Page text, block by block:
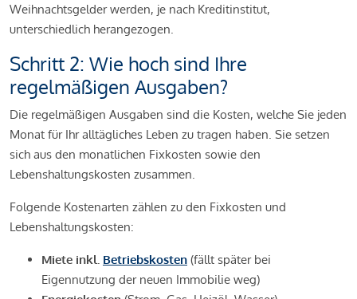
Weihnachtsgelder werden, je nach Kreditinstitut,
unterschiedlich herangezogen.
Schritt 2: Wie hoch sind Ihre
regelmäßigen Ausgaben?
Die regelmäßigen Ausgaben sind die Kosten, welche Sie jeden
Monat für Ihr alltägliches Leben zu tragen haben. Sie setzen
sich aus den monatlichen Fixkosten sowie den
Lebenshaltungskosten zusammen.
Folgende Kostenarten zählen zu den Fixkosten und
Lebenshaltungskosten:
Miete inkl. Betriebskosten (fällt später bei
Eigennutzung der neuen Immobilie weg)